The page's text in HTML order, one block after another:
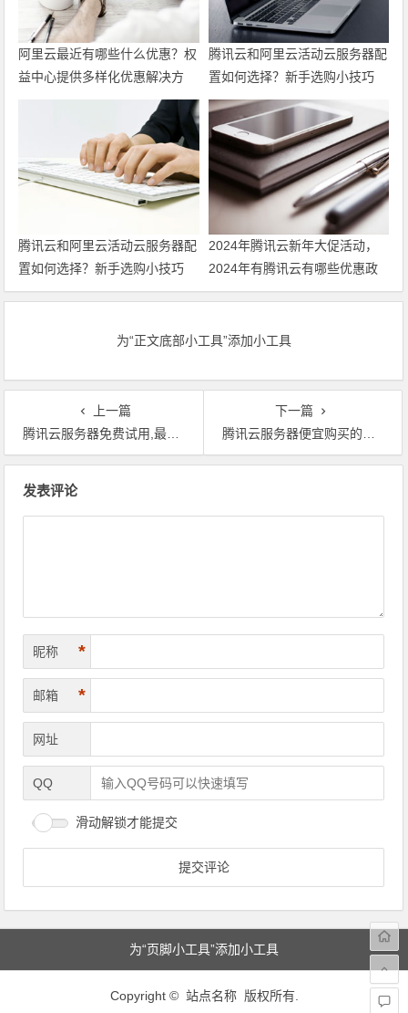
阿里云最近有哪些什么优惠？权
益中心提供多样化优惠解决方
案，帮助力用户上云
腾讯云和阿里云活动云服务器配
置如何选择？新手选购小技巧
最新代金券优惠券领取
腾讯云和阿里云活动云服务器配
置如何选择？新手选购小技巧
2024年腾讯云新年大促活动，
2024年有腾讯云有哪些优惠政
策 领最新代金券
为“正文底部小工具”添加小工具
上一篇
腾讯云服务器免费试用,最高免费180天
下一篇
腾讯云服务器便宜购买的两种方式
发表评论
昵称 *
邮箱 *
网址
QQ
滑动解锁才能提交
为“页脚小工具”添加小工具
Copyright © 站点名称 版权所有.